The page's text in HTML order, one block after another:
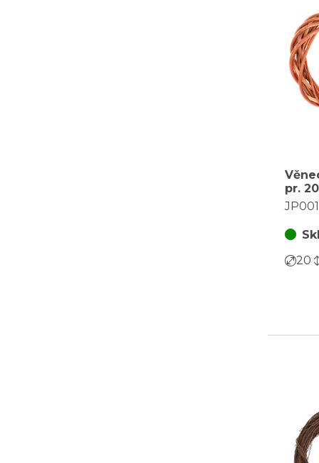
pr.
barva
20